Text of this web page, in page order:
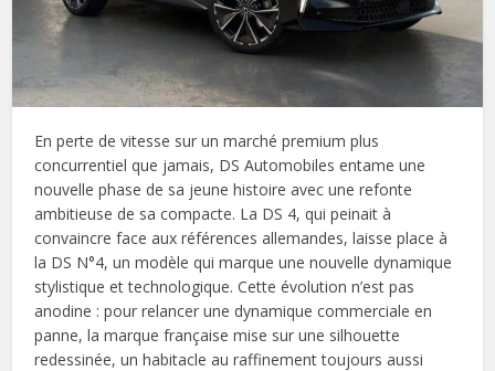
En perte de vitesse sur un marché premium plus
concurrentiel que jamais, DS Automobiles entame une
nouvelle phase de sa jeune histoire avec une refonte
ambitieuse de sa compacte. La DS 4, qui peinait à
convaincre face aux références allemandes, laisse place à
la DS N°4, un modèle qui marque une nouvelle dynamique
stylistique et technologique. Cette évolution n’est pas
anodine : pour relancer une dynamique commerciale en
panne, la marque française mise sur une silhouette
redessinée, un habitacle au raffinement toujours aussi